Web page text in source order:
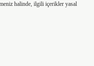
halinde, ilgili içerikler yasal